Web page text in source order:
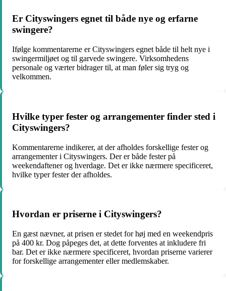
Er Cityswingers egnet til både nye og erfarne
swingere?
Ifølge kommentarerne er Cityswingers egnet både til helt nye i
swingermiljøet og til garvede swingere. Virksomhedens
personale og værter bidrager til, at man føler sig tryg og
velkommen.
Hvilke typer fester og arrangementer finder sted i
Cityswingers?
Kommentarerne indikerer, at der afholdes forskellige fester og
arrangementer i Cityswingers. Der er både fester på
weekendaftener og hverdage. Det er ikke nærmere specificeret,
hvilke typer fester der afholdes.
Hvordan er priserne i Cityswingers?
En gæst nævner, at prisen er stedet for høj med en weekendpris
på 400 kr. Dog påpeges det, at dette forventes at inkludere fri
bar. Det er ikke nærmere specificeret, hvordan priserne varierer
for forskellige arrangementer eller medlemskaber.